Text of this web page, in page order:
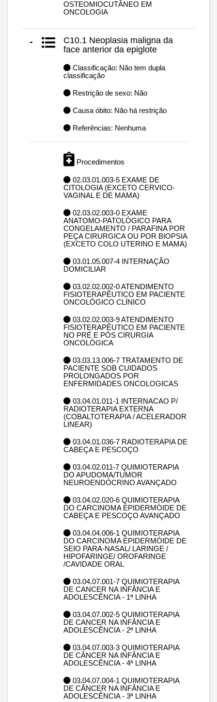
OSTEOMIOCUTÂNEO EM
ONCOLOGIA
-
C10.1 Neoplasia maligna da
face anterior da epiglote
Classificação: Não tem dupla
classificação
Restrição de sexo: Não
Causa óbito: Não há restrição
Referências: Nenhuma
Procedimentos
02.03.01.003-5 EXAME DE
CITOLOGIA (EXCETO CERVICO-
VAGINAL E DE MAMA)
02.03.02.003-0 EXAME
ANATOMO-PATOLÓGICO PARA
CONGELAMENTO / PARAFINA POR
PEÇA CIRURGICA OU POR BIOPSIA
(EXCETO COLO UTERINO E MAMA)
03.01.05.007-4 INTERNAÇÃO
DOMICILIAR
03.02.02.002-0 ATENDIMENTO
FISIOTERAPÊUTICO EM PACIENTE
ONCOLÓGICO CLÍNICO
03.02.02.003-9 ATENDIMENTO
FISIOTERAPÊUTICO EM PACIENTE
NO PRÉ E PÓS CIRURGIA
ONCOLÓGICA
03.03.13.006-7 TRATAMENTO DE
PACIENTE SOB CUIDADOS
PROLONGADOS POR
ENFERMIDADES ONCOLOGICAS
03.04.01.011-1 INTERNACAO P/
RADIOTERAPIA EXTERNA
(COBALTOTERAPIA / ACELERADOR
LINEAR)
03.04.01.036-7 RADIOTERAPIA DE
CABEÇA E PESCOÇO
03.04.02.011-7 QUIMIOTERAPIA
DO APUDOMA/TUMOR
NEUROENDÓCRINO AVANÇADO
03.04.02.020-6 QUIMIOTERAPIA
DO CARCINOMA EPIDERMÓIDE DE
CABEÇA E PESCOÇO AVANÇADO
03.04.04.006-1 QUIMIOTERAPIA
DO CARCINOMA EPIDERMÓIDE DE
SEIO PARA-NASAL/ LARINGE /
HIPOFARINGE/ OROFARINGE
/CAVIDADE ORAL
03.04.07.001-7 QUIMIOTERAPIA
DE CANCER NA INFÂNCIA E
ADOLESCÊNCIA - 1ª LINHA
03.04.07.002-5 QUIMIOTERAPIA
DE CANCER NA INFÂNCIA E
ADOLESCÊNCIA - 2ª LINHA
03.04.07.003-3 QUIMIOTERAPIA
DE CÂNCER NA INFÂNCIA E
ADOLESCÊNCIA - 4ª LINHA
03.04.07.004-1 QUIMIOTERAPIA
DE CÂNCER NA INFÂNCIA E
ADOLESCÊNCIA - 3ª LINHA